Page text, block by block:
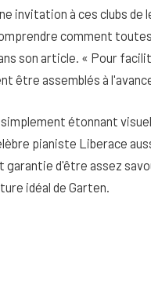
invitation à ces clubs de
comment
son article. « Pour
être assemblés à
étonnant
pianiste Liberace
d'être assez
idéal de Garten.